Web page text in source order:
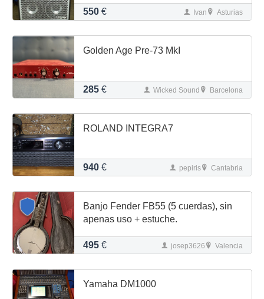
550 € Ivan Asturias
Golden Age Pre-73 MkI
285 € Wicked Sound Barcelona
ROLAND INTEGRA7
940 € pepiris Cantabria
Banjo Fender FB55 (5 cuerdas), sin
apenas uso + estuche.
495 € josep3626 Valencia
Yamaha DM1000